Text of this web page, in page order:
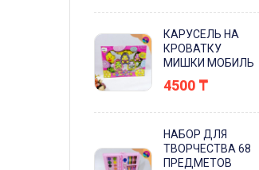
КАРУСЕЛЬ НА
КРОВАТКУ
МИШКИ МОБИЛЬ
4500 ₸
НАБОР ДЛЯ
ТВОРЧЕСТВА 68
ПРЕДМЕТОВ